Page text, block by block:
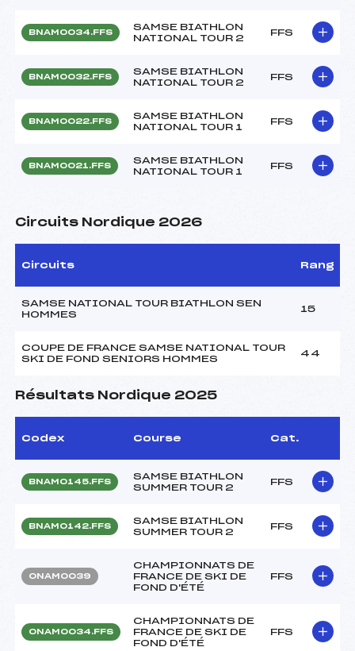
BNAM0034.FFS
SAMSE BIATHLON
NATIONAL TOUR 2
FFS
BNAM0032.FFS
SAMSE BIATHLON
NATIONAL TOUR 2
FFS
BNAM0022.FFS
SAMSE BIATHLON
NATIONAL TOUR 1
FFS
BNAM0021.FFS
SAMSE BIATHLON
NATIONAL TOUR 1
FFS
Circuits Nordique 2026
Circuits Rang
SAMSE NATIONAL TOUR BIATHLON SEN
HOMMES
15
COUPE DE FRANCE SAMSE NATIONAL TOUR
SKI DE FOND SENIORS HOMMES
44
Résultats Nordique 2025
Codex Course Cat.
BNAM0145.FFS
SAMSE BIATHLON
SUMMER TOUR 2
FFS
BNAM0142.FFS
SAMSE BIATHLON
SUMMER TOUR 2
FFS
ONAM0039
CHAMPIONNATS DE
FRANCE DE SKI DE
FOND D'ÉTÉ
FFS
ONAM0034.FFS
CHAMPIONNATS DE
FRANCE DE SKI DE
FOND D'ÉTÉ
FFS